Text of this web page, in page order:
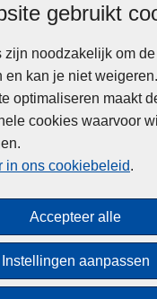
gebruikt
zijn noodzakelijk om
en kan je niet
optimaliseren maakt
cookies waarvoor
in ons cookiebeleid.
Accepteer alle
Instellingen aanpassen
Privacy
Cookies
Toegankelijkheid
© 2026 Politie.be